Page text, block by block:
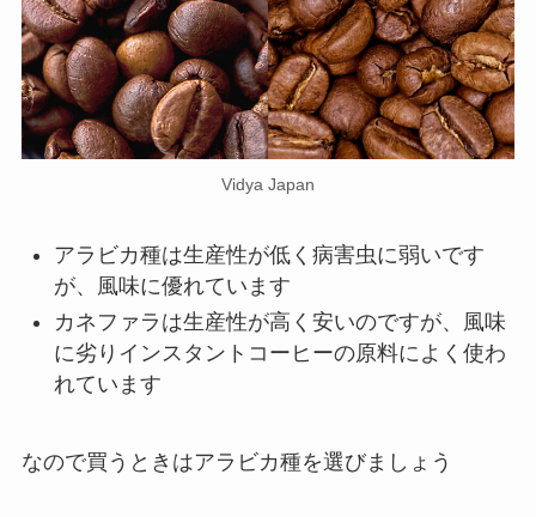
Vidya Japan
アラビカ種は生産性が低く病害虫に弱いです
が、
風味に優れています
カネファラは生産性が高く安いのですが、風味
に劣り インスタントコーヒーの原料によく使わ
れています
なので買うときはアラビカ種を選びましょう